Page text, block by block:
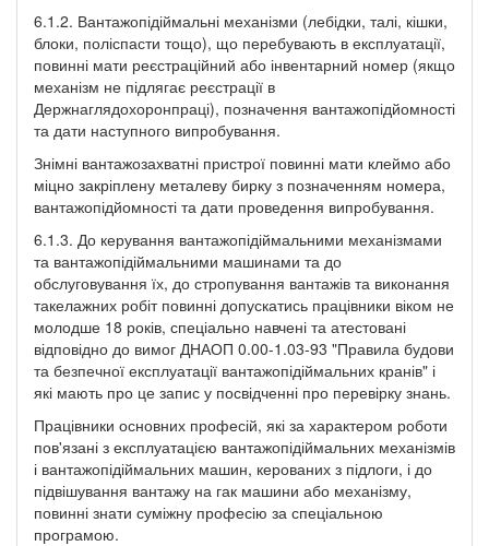
6.1.2. Вантажопідіймальні механізми (лебідки, талі, кішки,
блоки, поліспасти тощо), що перебувають в експлуатації,
повинні мати реєстраційний або інвентарний номер (якщо
механізм не підлягає реєстрації в
Держнаглядохоронпраці), позначення вантажопідйомності
та дати наступного випробування.
Знімні вантажозахватні пристрої повинні мати клеймо або
міцно закріплену металеву бирку з позначенням номера,
вантажопідйомності та дати проведення випробування.
6.1.3. До керування вантажопідіймальними механізмами
та вантажопідіймальними машинами та до
обслуговування їх, до стропування вантажів та виконання
такелажних робіт повинні допускатись працівники віком не
молодше 18 років, спеціально навчені та атестовані
відповідно до вимог ДНАОП 0.00-1.03-93 "Правила будови
та безпечної експлуатації вантажопідіймальних кранів" і
які мають про це запис у посвідченні про перевірку знань.
Працівники основних професій, які за характером роботи
пов'язані з експлуатацією вантажопідіймальних механізмів
і вантажопідіймальних машин, керованих з підлоги, і до
підвішування вантажу на гак машини або механізму,
повинні знати суміжну професію за спеціальною
програмою.